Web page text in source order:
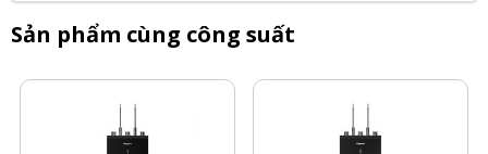
Sản phẩm cùng công suất